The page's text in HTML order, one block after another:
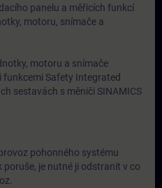
panelu a měřicích funkcí
motoru, snímače a
motoru a snímače
funkcemi Safety Integrated
sestavách s měniči SINAMICS
pohonného systému
poruše, je nutné ji odstranit v co